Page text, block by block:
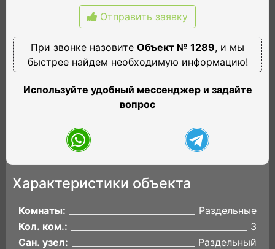
Отправить заявку
При звонке назовите Объект № 1289, и мы
быстрее найдем необходимую информацию!
Используйте удобный мессенджер и задайте
вопрос
Характеристики объекта
Комнаты:
Раздельные
Кол. ком.:
3
Сан. узел:
Раздельный